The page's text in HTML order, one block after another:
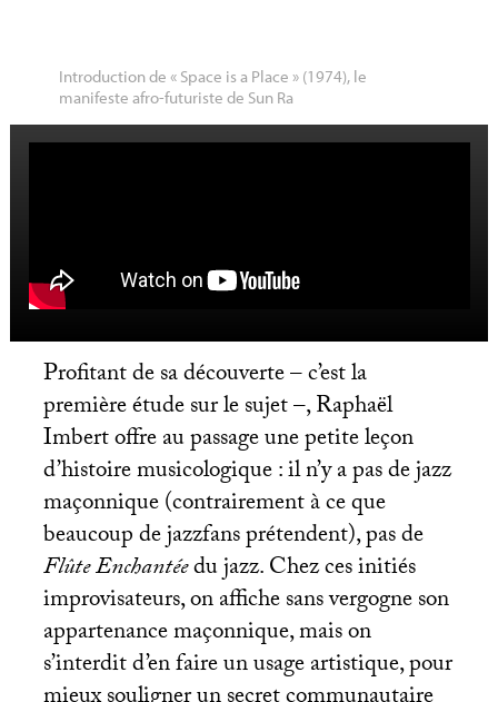
Introduction de « Space is a Place » (1974), le
manifeste afro-futuriste de Sun Ra
Profitant de sa découverte – c’est la
première étude sur le sujet –, Raphaël
Imbert offre au passage une petite leçon
d’histoire musicologique : il n’y a pas de jazz
maçonnique (contrairement à ce que
beaucoup de jazzfans prétendent), pas de
Flûte Enchantéedu jazz. Chez ces initiés
improvisateurs, on affiche sans vergogne son
appartenance maçonnique, mais on
s’interdit d’en faire un usage artistique, pour